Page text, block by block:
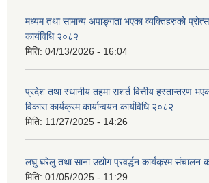
मध्यम तथा सामान्य अपाङ्गता भएका व्यक्तिहरुको
कार्यविधि २०८२
मिति: 04/13/2026 - 16:04
प्रदेश तथा स्थानीय तहमा सशर्त वित्तीय हस्तान्तरण
विकास कार्यक्रम कार्यान्वयन कार्यविधि २०८२
मिति: 11/27/2025 - 14:26
लघु घरेलु तथा साना उद्योग प्रवर्द्धन कार्यक्रम संचालन
मिति: 01/05/2025 - 11:29